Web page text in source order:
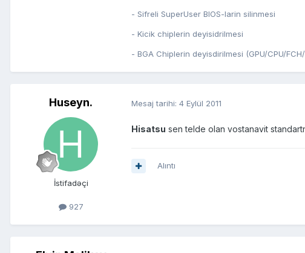
- Sifreli SuperUser BIOS-larin silinmesi
- Kicik chiplerin deyisidrilmesi
- BGA Chiplerin deyisdirilmesi (GPU/CPU/
Huseyn.
İstifadəçi
927
Mesaj tarihi: 4 Eylül 2011
Hisatsu sen telde olan vostanavit
Alıntı